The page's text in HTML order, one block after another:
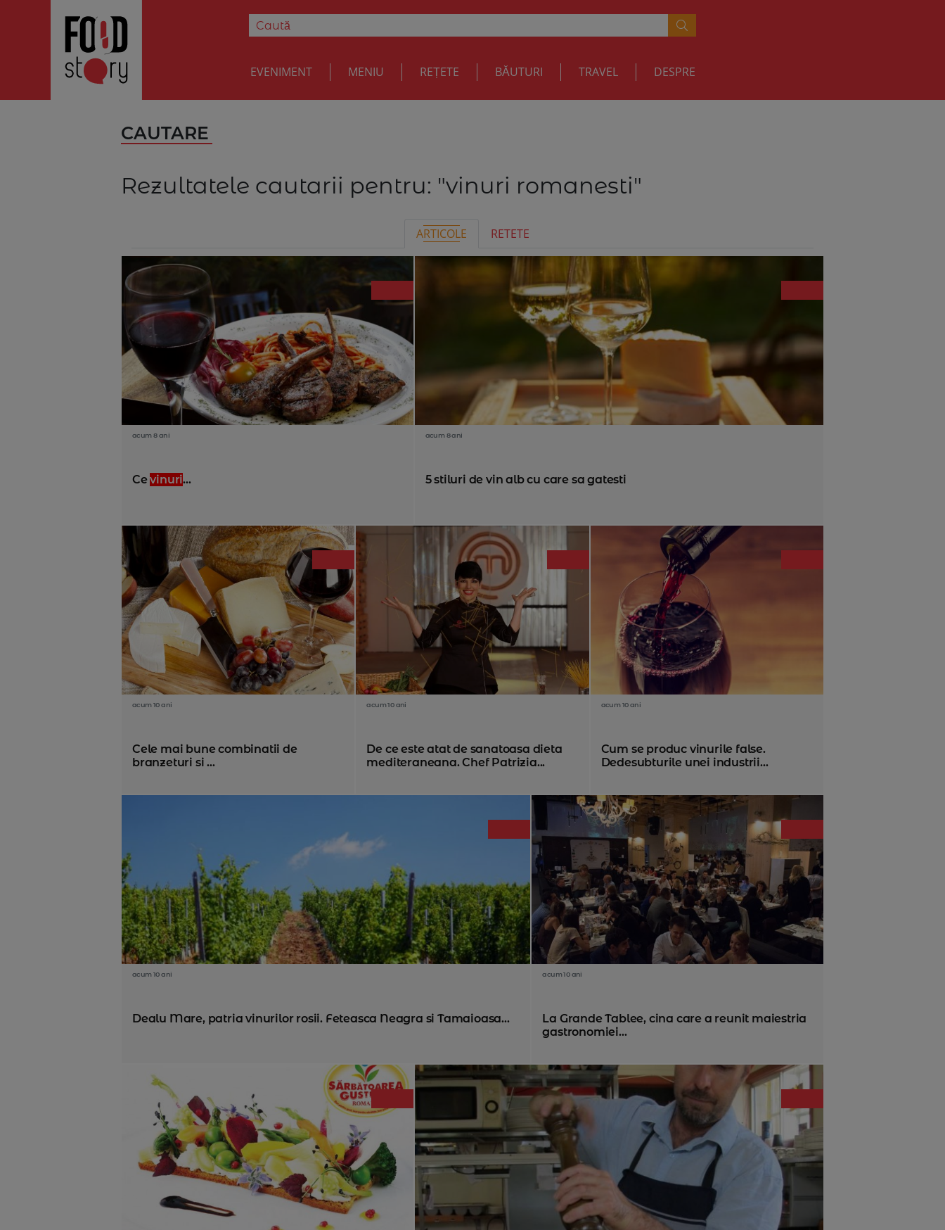
EVENIMENT MENIU REȚETE BĂUTURI TRAVEL DESPRE
CAUTARE
Rezultatele cautarii pentru: "vinuri romanesti"
ARTICOLE RETETE
acum 8 ani
Cevinuri...
acum 8 ani
5 stiluri de vin alb cu care sa gatesti
acum 10 ani
Cele mai bune combinatii de
branzeturi si ...
acum 10 ani
De ce este atat de sanatoasa dieta
mediteraneana. Chef Patrizia...
acum 10 ani
Cum se produc vinurile false.
Dedesubturile unei industrii...
acum 10 ani
Dealu Mare, patria vinurilor rosii. Feteasca Neagra si Tamaioasa...
acum 10 ani
La Grande Tablee, cina care a reunit maiestria
gastronomiei...